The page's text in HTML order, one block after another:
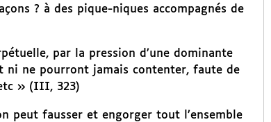
? à des pique-niques accompagnés de
par la pression d’une dominante
ni ne pourront jamais contenter, faute de
» (III, 323)
peut fausser et engorger tout l’ensemble